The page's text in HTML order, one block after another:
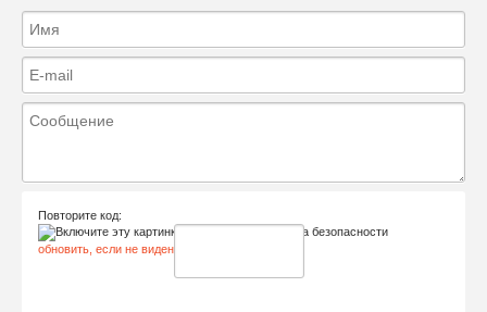
Повторите код:
обновить, если не виден код